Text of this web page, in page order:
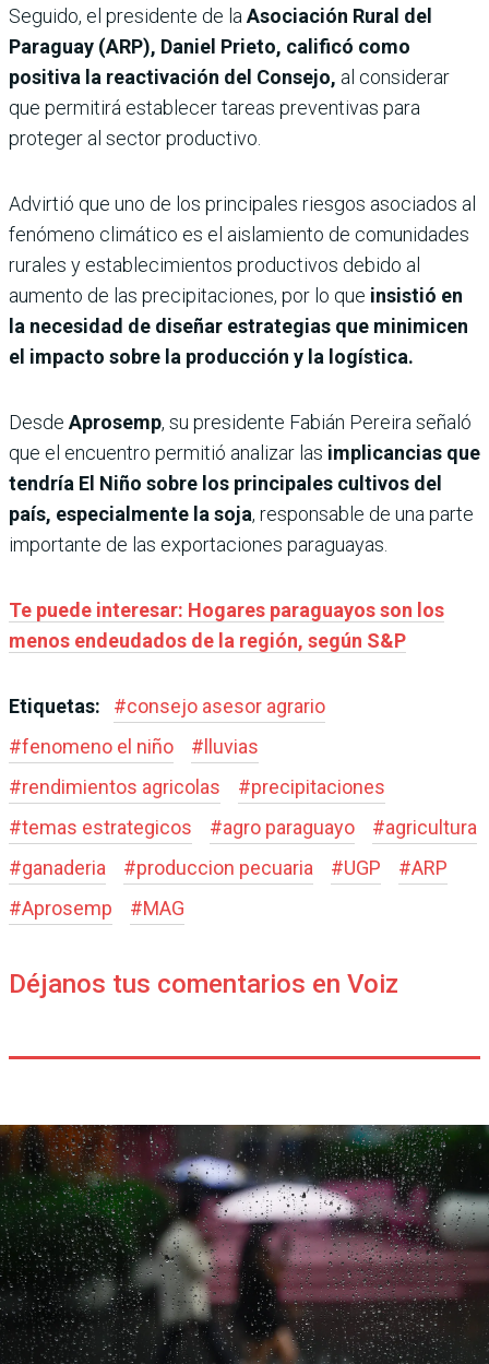
Seguido, el presidente de laAsociación Rural del
Paraguay (ARP), Daniel Prieto, calificó como
positiva la reactivación del Consejo, al considerar
que permitirá establecer tareas preventivas para
proteger al sector productivo.
Advirtió que uno de los principales riesgos asociados al
fenómeno climático es el aislamiento de comunidades
rurales y establecimientos productivos debido al
aumento de las precipitaciones, por lo que insistió en
la necesidad de diseñar estrategias que minimicen
el impacto sobre la producción y la logística.
Desde Aprosemp, su presidente Fabián Pereira señaló
que el encuentro permitió analizar las implicancias que
tendría El Niño sobre los principales cultivos del
país, especialmente la soja, responsable de una parte
importante de las exportaciones paraguayas.
Te puede interesar: Hogares paraguayos son los
menos endeudados de la región, según S&P
Etiquetas: #consejo asesor agrario
#fenomeno el niño # lluvias
#rendimientos agricolas #precipitaciones
#temas estrategicos #agro paraguayo #agricultura
#ganaderia #produccion pecuaria #UGP #ARP
#Aprosemp #MAG
Déjanos tus comentarios en Voiz